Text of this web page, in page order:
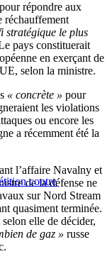
pour répondre aux
réchauffement
stratégique le plus
pays constituerait
en exerçant de
selon la ministre.
« concrète » pour
les violations
ou encore les
a récemment été la
contre
l’affaire Navalny et
de la défense ne
sur Nord Stream
quasiment terminée.
selon elle de décider,
de gaz » russe